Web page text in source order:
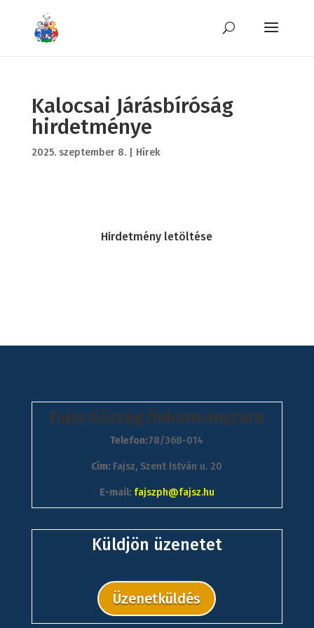
Kalocsai Járásbíróság
hirdetménye
2025. szeptember 8.| Hírek
Hirdetmény letöltése
Fajsz Község Önkormányzata
Telefon:78/368-014
Cím: Fajsz, Szent István u. 20
E-mail: fajszph@fajsz.hu
Küldjön üzenetet
Üzenetküldés